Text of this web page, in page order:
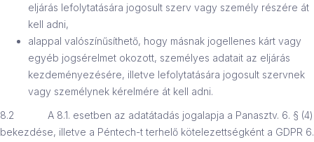
eljárás lefolytatására jogosult szerv vagy személy részére át
kell adni,
alappal valószínűsíthető, hogy másnak jogellenes kárt vagy
egyéb jogsérelmet okozott, személyes adatait az eljárás
kezdeményezésére, illetve lefolytatására jogosult szervnek
vagy személynek kérelmére át kell adni.
8.2 A 8.1. esetben az adatátadás jogalapja a Panasztv. 6. § (4)
bekezdése, illetve a Péntech-t terhelő kötelezettségként a GDPR 6.